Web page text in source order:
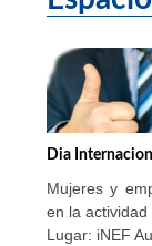
Dia
Mujeres y
en la
Lugar: iNEF